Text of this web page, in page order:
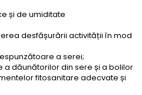
și de umiditate
desfășurării activității în mod
a serei;
dăunătorilor din sere și a bolilor
fitosanitare adecvate și